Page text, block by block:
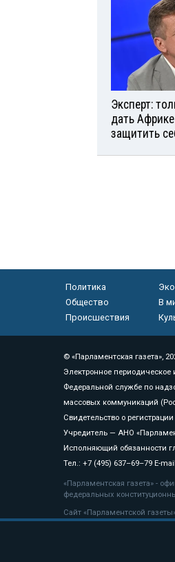
Эксперт:
дать
защитить
Политика
Общество
В
Происшествия
© «Парламентская газета»,
Электронное периодическое
Федеральной службе по
массовых коммуникаций
Свидетельство о
Учредитель — АНО
Исполняющий обязанности
Тел.: +7 (495) 637–69–79 E-
«Парламентская газета» -
федеральных
Сайт «Парламентской
«Парламентской газеты»